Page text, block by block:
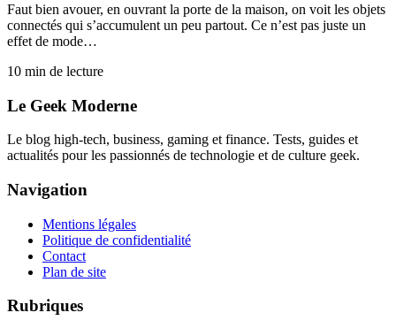
Faut bien avouer, en ouvrant la porte de la maison, on voit les objets
connectés qui s’accumulent un peu partout. Ce n’est pas juste un
effet de mode…
10 min de lecture
Le Geek Moderne
Le blog high-tech, business, gaming et finance. Tests, guides et
actualités pour les passionnés de technologie et de culture geek.
Navigation
Mentions légales
Politique de confidentialité
Contact
Plan de site
Rubriques